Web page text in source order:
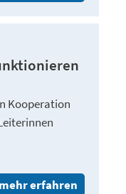
Kooperation
mehr erfahren